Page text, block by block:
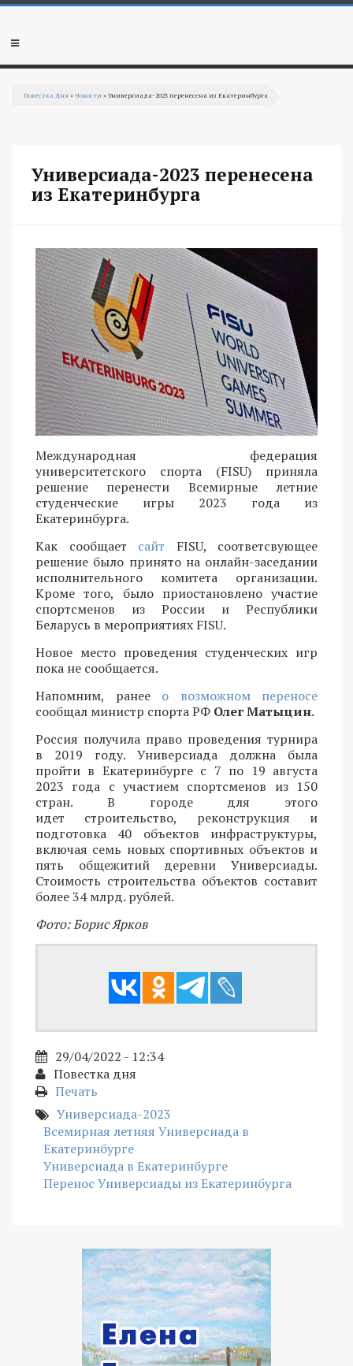
Перейти к основному содержанию
Мобильное
Повестка Дня »Новости » Универсиада-2023 перенесена из Екатеринбурга
Универсиада-2023 перенесена
из Екатеринбурга
Международная федерация
университетского спорта (FISU) приняла
решение перенести Всемирные летние
студенческие игры 2023 года из
Екатеринбурга.
Как сообщает сайт FISU, соответсвующее
решение было принято на онлайн-заседании
исполнительного комитета организации.
Кроме того, было приостановлено участие
спортсменов из России и Республики
Беларусь в мероприятиях FISU.
Новое место проведения студенческих игр
пока не сообщается.
Напомним, ранее о возможном переносе
сообщал министр спорта РФ Олег Матыцин.
Россия получила право проведения турнира
в 2019 году. Универсиада должна была
пройти в Екатеринбурге с 7 по 19 августа
2023 года с участием спортсменов из 150
стран. В городе для этого
идет строительство, реконструкция и
подготовка 40 объектов инфраструктуры,
включая семь новых спортивных объектов и
пять общежитий деревни Универсиады.
Стоимость строительства объектов составит
более 34 млрд. рублей.
Фото: Борис Ярков
29/04/2022 - 12:34
Повестка дня
Печать
Универсиада-2023
Всемирная летняя Универсиада в
Екатеринбурге
Универсиада в Екатеринбурге
Перенос Универсиады из Екатеринбурга